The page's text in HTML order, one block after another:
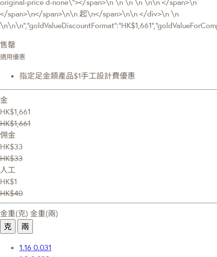
</span>\n</span>\n\n 起\n</span>\n\n </div>\n \n
售罄
適用優惠
指定足金類產品$1手工設計費優惠
金
HK$1,661
HK$1,661
佣金
HK$33
HK$33
人工
HK$1
HK$40
金重(克) 金重(兩)
克
兩
1.16 0.031